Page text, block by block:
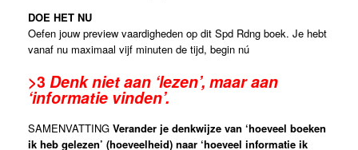
DOE HET NU
Oefen jouw preview vaardigheden op dit Spd Rdng boek. Je hebt
vanaf nu maximaal vijf minuten de tijd, begin nú
>3 Denk niet aan ‘lezen’, maar aan
‘informatie vinden’.
SAMENVATTING Verander je denkwijze van ‘hoeveel boeken
ik heb gelezen’ (hoeveelheid) naar ‘hoeveel informatie ik